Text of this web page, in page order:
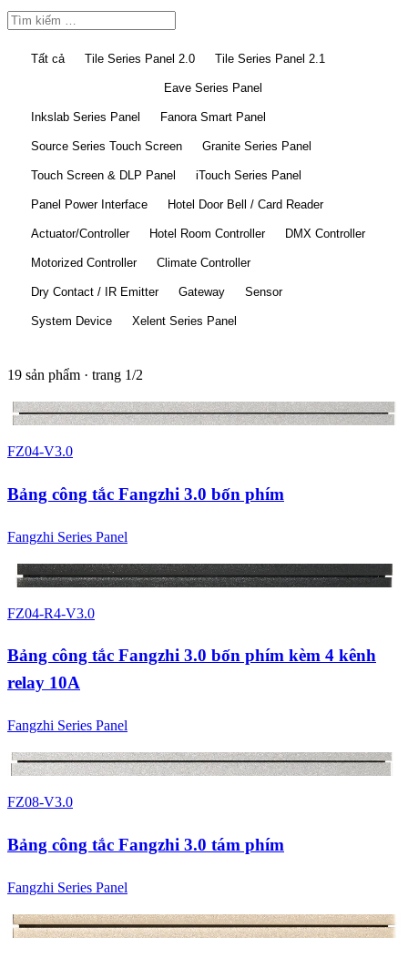
Tất cả Tile Series Panel 2.0 Tile Series Panel 2.1
Eave Series Panel
Inkslab Series Panel Fanora Smart Panel
Source Series Touch Screen Granite Series Panel
Touch Screen & DLP Panel iTouch Series Panel
Panel Power Interface Hotel Door Bell / Card Reader
Actuator/Controller Hotel Room Controller DMX Controller
Motorized Controller Climate Controller
Dry Contact / IR Emitter Gateway Sensor
System Device Xelent Series Panel
19 sản phẩm · trang 1/2
4 màu
FZ04-V3.0
Bảng công tắc Fangzhi 3.0 bốn phím
Fangzhi Series Panel
4 màu
FZ04-R4-V3.0
Bảng công tắc Fangzhi 3.0 bốn phím kèm 4 kênh
relay 10A
Fangzhi Series Panel
4 màu
FZ08-V3.0
Bảng công tắc Fangzhi 3.0 tám phím
Fangzhi Series Panel
4 màu